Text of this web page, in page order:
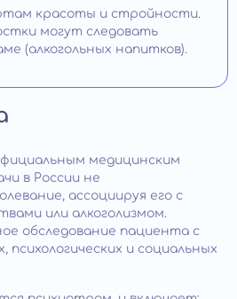
красоты и стройности.
могут следовать
(алкогольных напитков).
медицинским
в России не
ассоциируя его с
или алкоголизмом.
обследование пациента с
психологических и социальных